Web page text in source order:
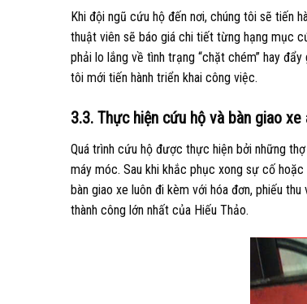
Khi đội ngũ cứu hộ đến nơi, chúng tôi sẽ tiến
thuật viên sẽ báo giá chi tiết từng hạng mục
phải lo lắng về tình trạng “chặt chém” hay
tôi mới tiến hành triển khai công việc.
3.3. Thực hiện cứu hộ và bàn giao xe
Quá trình cứu hộ được thực hiện bởi những
máy móc. Sau khi khắc phục xong sự cố
bàn giao xe luôn đi kèm với hóa đơn, phiếu
thành công lớn nhất của Hiếu Thảo.